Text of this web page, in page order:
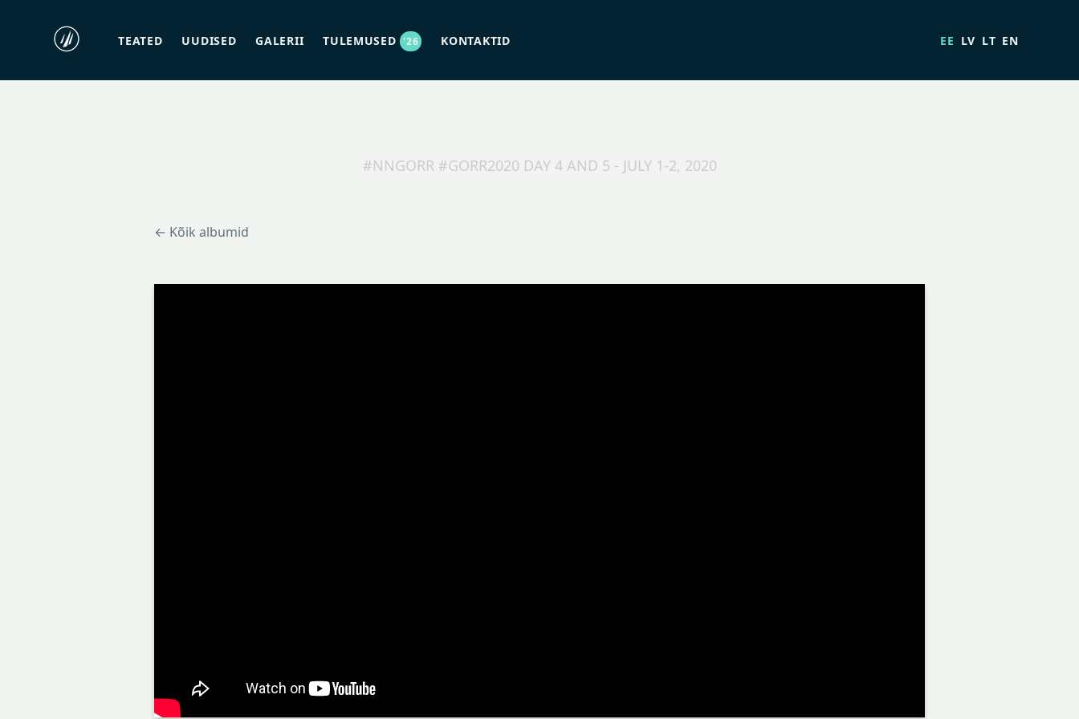
TEATED UUDISED GALERII TULEMUSED '26 KONTAKTID EE LV LT EN
#NNGORR #GORR2020 DAY 4 AND 5 - JULY 1-2, 2020
← Kõik albumid